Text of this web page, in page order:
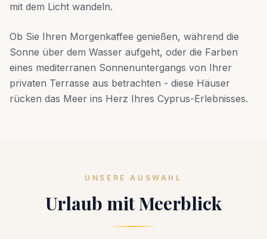
mit dem Licht wandeln.
Ob Sie Ihren Morgenkaffee genießen, während die
Sonne über dem Wasser aufgeht, oder die Farben
eines mediterranen Sonnenuntergangs von Ihrer
privaten Terrasse aus betrachten - diese Häuser
rücken das Meer ins Herz Ihres Cyprus-Erlebnisses.
UNSERE AUSWAHL
Urlaub mit Meerblick